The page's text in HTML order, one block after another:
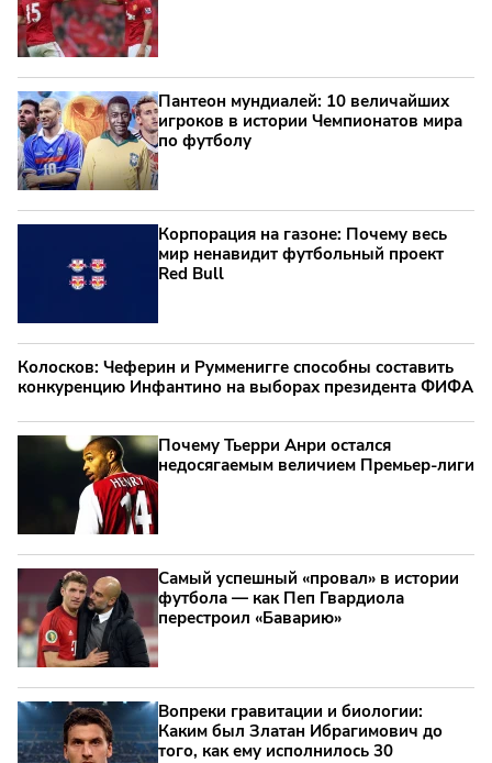
Пантеон мундиалей: 10 величайших
игроков в истории Чемпионатов мира
по футболу
Корпорация на газоне: Почему весь
мир ненавидит футбольный проект
Red Bull
Колосков: Чеферин и Румменигге способны составить
конкуренцию Инфантино на выборах президента ФИФА
Почему Тьерри Анри остался
недосягаемым величием Премьер-лиги
Самый успешный «провал» в истории
футбола — как Пеп Гвардиола
перестроил «Баварию»
Вопреки гравитации и биологии:
Каким был Златан Ибрагимович до
того, как ему исполнилось 30